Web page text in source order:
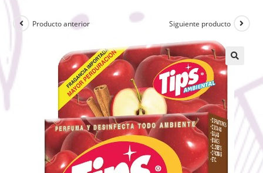
Producto anterior Siguiente producto